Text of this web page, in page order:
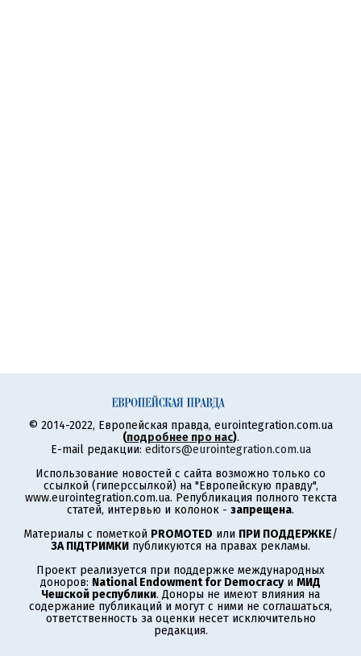
© 2014-2022, Европейская правда, eurointegration.com.ua
(подробнее про нас).
E-mail редакции: editors@eurointegration.com.ua
Использование новостей с сайта возможно только со
ссылкой (гиперссылкой) на "Европейскую правду",
www.eurointegration.com.ua. Републикация полного текста
статей, интервью и колонок - запрещена.
Материалы с пометкой PROMOTED или ПРИ ПОДДЕРЖКЕ/
ЗА ПІДТРИМКИ публикуются на правах рекламы.
Проект реализуется при поддержке международных
доноров: National Endowment for Democracyи МИД
Чешской республики. Доноры не имеют влияния на
содержание публикаций и могут с ними не соглашаться,
ответственность за оценки несет исключительно
редакция.